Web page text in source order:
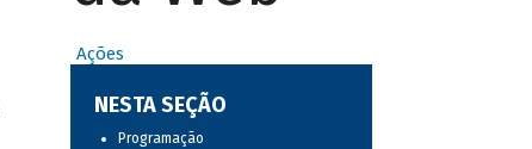
Ações
NESTA SEÇÃO
Programação